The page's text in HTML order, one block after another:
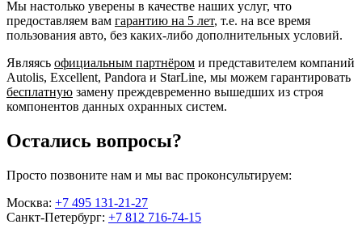
Мы настолько уверены в качестве наших услуг, что
предоставляем вам гарантию на 5 лет, т.е. на все время
пользования авто, без каких-либо дополнительных условий.
Являясь официальным партнёром и представителем компаний
Autolis, Excellent, Pandora и StarLine, мы можем гарантировать
бесплатную замену преждевременно вышедших из строя
компонентов данных охранных систем.
Остались вопросы?
Просто позвоните нам и мы вас проконсультируем:
Москва: +7 495 131-21-27
Санкт-Петербург: +7 812 716-74-15